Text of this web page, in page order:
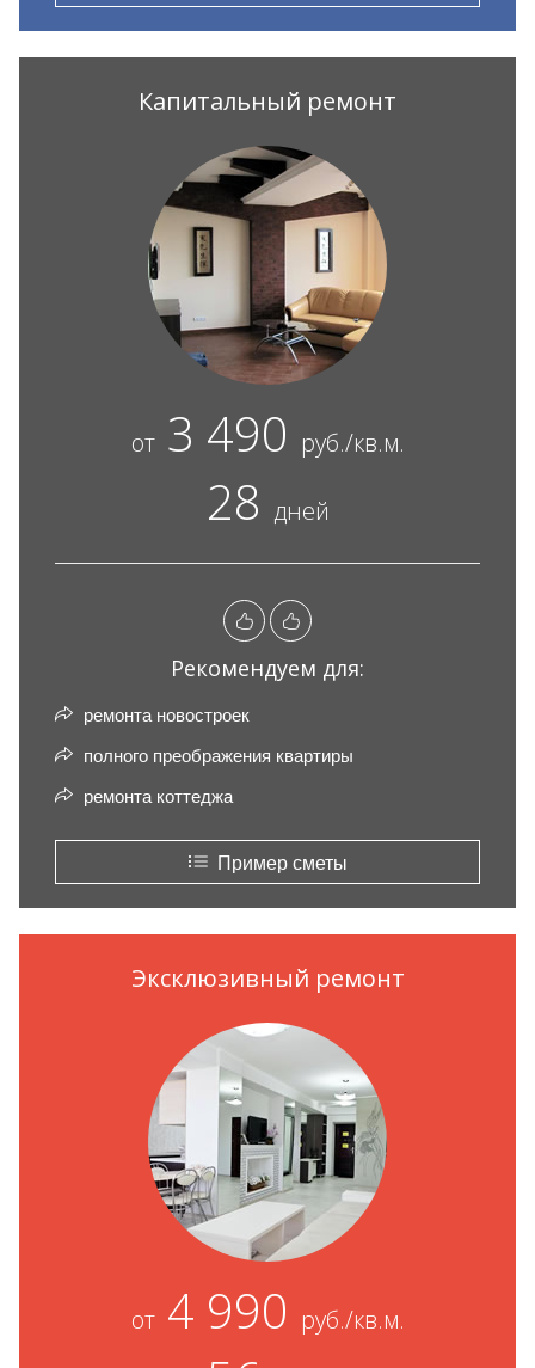
Капитальный ремонт
от3 490 руб./кв.м.
28 дней
Рекомендуем для:
ремонта новостроек
полного преображения квартиры
ремонта коттеджа
Пример сметы
Эксклюзивный ремонт
от4 990 руб./кв.м.